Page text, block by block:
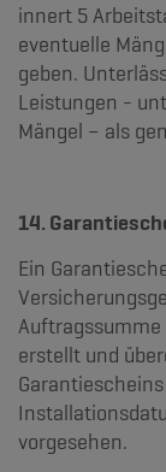
innert 5
eventuelle
geben.
Leistungen -
Mängel – als
14.
Ein
Auftragssumme
erstellt und
vorgesehen.